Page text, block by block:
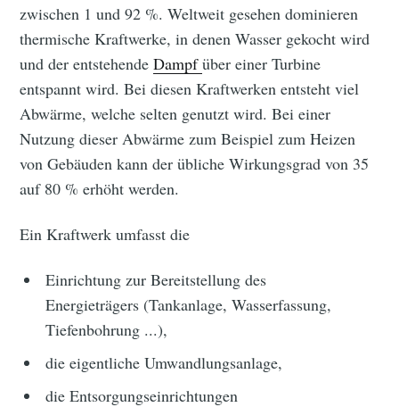
zwischen 1 und 92 %. Weltweit gesehen dominieren
thermische Kraftwerke, in denen Wasser gekocht wird
und der entstehendeDampfüber einer Turbine
entspannt wird. Bei diesen Kraftwerken entsteht viel
Abwärme, welche selten genutzt wird. Bei einer
Nutzung dieser Abwärme zum Beispiel zum Heizen
von Gebäuden kann der übliche Wirkungsgrad von 35
auf 80 % erhöht werden.
Ein Kraftwerk umfasst die
Einrichtung zur Bereitstellung des
Energieträgers (Tankanlage, Wasserfassung,
Tiefenbohrung ...),
die eigentliche Umwandlungsanlage,
die Entsorgungseinrichtungen